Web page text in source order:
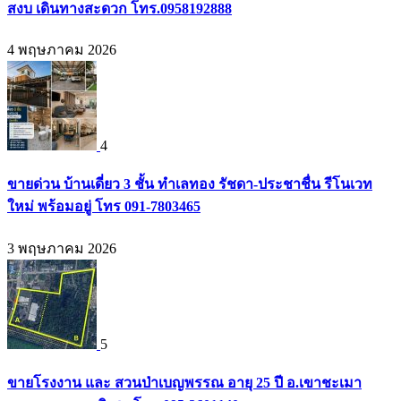
สงบ เดินทางสะดวก โทร.0958192888
4 พฤษภาคม 2026
4
ขายด่วน บ้านเดี่ยว 3 ชั้น ทำเลทอง รัชดา-ประชาชื่น รีโนเวท
ใหม่ พร้อมอยู่ โทร 091-7803465
3 พฤษภาคม 2026
5
ขายโรงงาน และ สวนป่าเบญพรรณ อายุ 25 ปี อ.เขาชะเมา